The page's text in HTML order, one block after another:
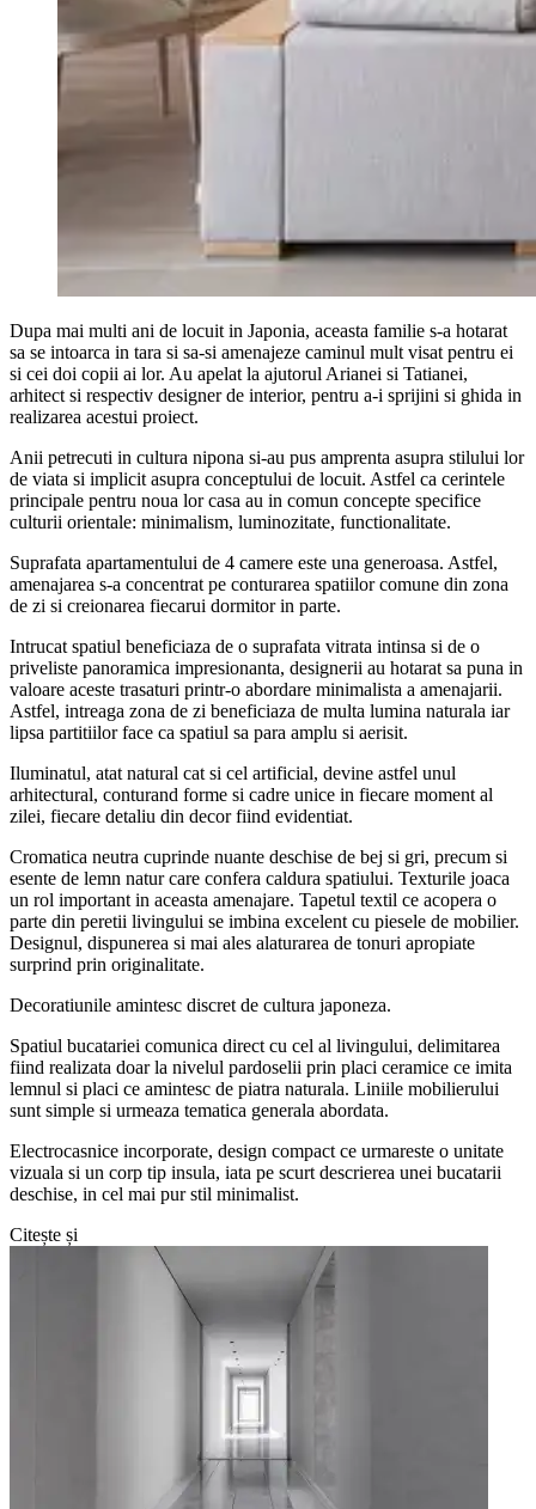
Dupa mai multi ani de locuit in Japonia, aceasta familie s-a hotarat
sa se intoarca in tara si sa-si amenajeze caminul mult visat pentru ei
si cei doi copii ai lor. Au apelat la ajutorul Arianei si Tatianei,
arhitect si respectiv designer de interior, pentru a-i sprijini si ghida in
realizarea acestui proiect.
Anii petrecuti in cultura nipona si-au pus amprenta asupra stilului lor
de viata si implicit asupra conceptului de locuit. Astfel ca cerintele
principale pentru noua lor casa au in comun concepte specifice
culturii orientale: minimalism, luminozitate, functionalitate.
Suprafata apartamentului de 4 camere este una generoasa. Astfel,
amenajarea s-a concentrat pe conturarea spatiilor comune din zona
de zi si creionarea fiecarui dormitor in parte.
Intrucat spatiul beneficiaza de o suprafata vitrata intinsa si de o
priveliste panoramica impresionanta, designerii au hotarat sa puna in
valoare aceste trasaturi printr-o abordare minimalista a amenajarii.
Astfel, intreaga zona de zi beneficiaza de multa lumina naturala iar
lipsa partitiilor face ca spatiul sa para amplu si aerisit.
Iluminatul, atat natural cat si cel artificial, devine astfel unul
arhitectural, conturand forme si cadre unice in fiecare moment al
zilei, fiecare detaliu din decor fiind evidentiat.
Cromatica neutra cuprinde nuante deschise de bej si gri, precum si
esente de lemn natur care confera caldura spatiului. Texturile joaca
un rol important in aceasta amenajare. Tapetul textil ce acopera o
parte din peretii livingului se imbina excelent cu piesele de mobilier.
Designul, dispunerea si mai ales alaturarea de tonuri apropiate
surprind prin originalitate.
Decoratiunile amintesc discret de cultura japoneza.
Spatiul bucatariei comunica direct cu cel al livingului, delimitarea
fiind realizata doar la nivelul pardoselii prin placi ceramice ce imita
lemnul si placi ce amintesc de piatra naturala. Liniile mobilierului
sunt simple si urmeaza tematica generala abordata.
Electrocasnice incorporate, design compact ce urmareste o unitate
vizuala si un corp tip insula, iata pe scurt descrierea unei bucatarii
deschise, in cel mai pur stil minimalist.
Citește și